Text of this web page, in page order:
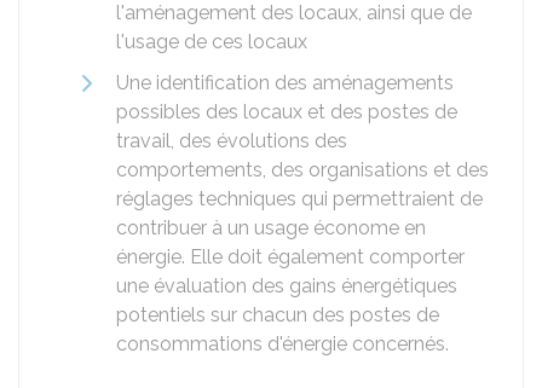
l'aménagement des locaux, ainsi que de
l'usage de ces locaux
Une identification des aménagements
possibles des locaux et des postes de
travail, des évolutions des
comportements, des organisations et des
réglages techniques qui permettraient de
contribuer à un usage économe en
énergie. Elle doit également comporter
une évaluation des gains énergétiques
potentiels sur chacun des postes de
consommations d'énergie concernés.